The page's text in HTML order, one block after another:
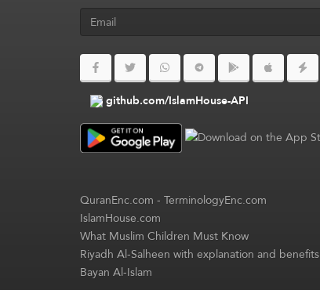
github.com/IslamHouse-API
QuranEnc.com-TerminologyEnc.com
IslamHouse.com
What Muslim Children Must Know
Riyadh Al-Salheen with explanation and benefits
Bayan Al-Islam